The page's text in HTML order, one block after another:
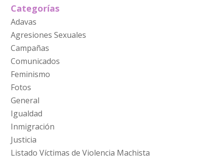
Categorías
Adavas
Agresiones Sexuales
Campañas
Comunicados
Feminismo
Fotos
General
Igualdad
Inmigración
Justicia
Listado Víctimas de Violencia Machista